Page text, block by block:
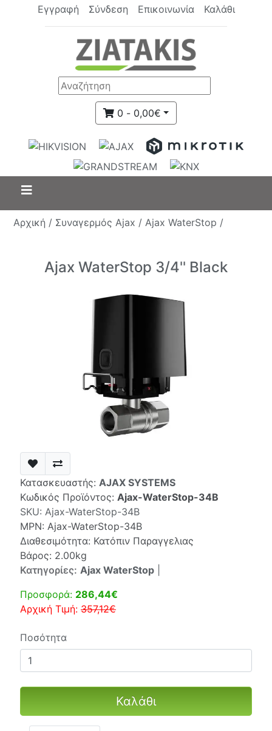
Εγγραφή Σύνδεση Επικοινωνία Καλάθι
0 - 0,00€
Αρχική / Συναγερμός Ajax /Ajax WaterStop /
Ajax WaterStop 3/4'' Black
Κατασκευαστής: AJAX SYSTEMS
Κωδικός Προϊόντος: Ajax-WaterStop-34B
SKU: Ajax-WaterStop-34B
MPN: Ajax-WaterStop-34B
Διαθεσιμότητα: Κατόπιν Παραγγελιας
Βάρος: 2.00kg
Κατηγορίες: Ajax WaterStop
Προσφορά: 286,44€
Αρχική Τιμή: 357,12€
Ποσότητα
Καλάθι